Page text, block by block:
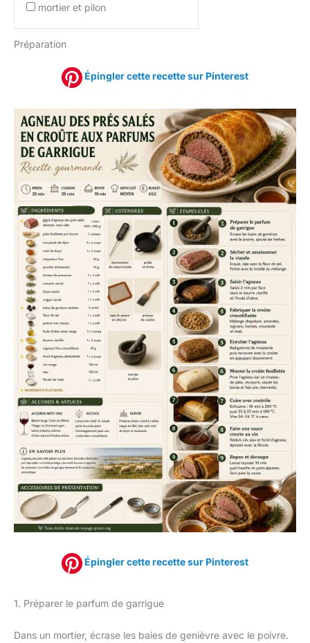
mortier et pilon
Préparation
Épingler cette recette sur Pinterest
Épingler cette recette sur Pinterest
1. Préparer le parfum de garrigue
Dans un mortier, écrase les baies de genièvre avec le poivre.